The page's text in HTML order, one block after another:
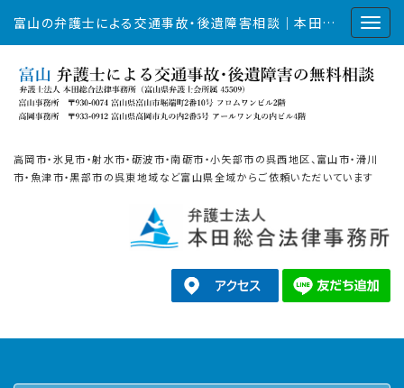
富山の弁護士による交通事故・後遺障害相談｜本田総合法律事務所
高岡市・氷見市・射水市・砺波市・南砺市・小矢部市の呉西地区、富山市・滑川
市・魚津市・黒部市の呉東地域など富山県全域からご依頼いただいています